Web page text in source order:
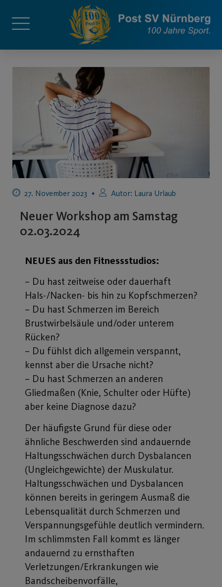
27. November 2023 Autor: Laura Urlaub
Neuer Workshop am Samstag
02.03.2024
NEUES aus den Fitnessstudios:
– Du hast zeitweise oder dauerhaft
Hals-/Nacken- bis hin zu Kopfschmerzen?
– Du hast Schmerzen im Bereich
Brustwirbelsäule und/oder unterem
Rücken?
– Du fühlst dich allgemein verspannt,
kennst aber die Ursache nicht?
– Du hast Schmerzen an anderen
Gliedmaßen (Knie, Schulter oder Hüfte)
aber keine Diagnose dazu?
Der häufigste Grund für diese oder
ähnliche Beschwerden sind andauernde
Haltungsschwächen durch Dysbalancen
(Ungleichgewichte) der Muskulatur.
Haltungsschwächen und Dysbalancen
können bereits in geringem Ausmaß die
Lebensqualität durch Schmerzen und
Verspannungsgefühle deutlich vermindern.
Im schlimmsten Fall kommt es länger
andauernd zu ernsthaften
Verletzungen/Erkrankungen wie
Bandscheibenvorfälle,